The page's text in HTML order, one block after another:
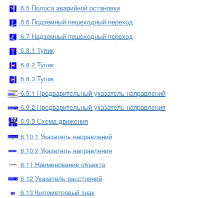
6.5 Полоса аварийной остановки
6.6 Подземный пешеходный переход
6.7 Надземный пешеходный переход
6.8.1 Тупик
6.8.2 Тупик
6.8.3 Тупик
6.9.1 Предварительный указатель направлений
6.9.2 Предварительный указатель направления
6.9.3 Схема движения
6.10.1 Указатель направлений
6.10.2 Указатель направления
6.11 Наименование объекта
6.12 Указатель расстояний
6.13 Километровый знак